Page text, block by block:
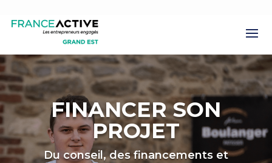
FINANCER SON
PROJET
Du conseil, des financements et